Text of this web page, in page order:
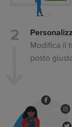
Modifica il
posto